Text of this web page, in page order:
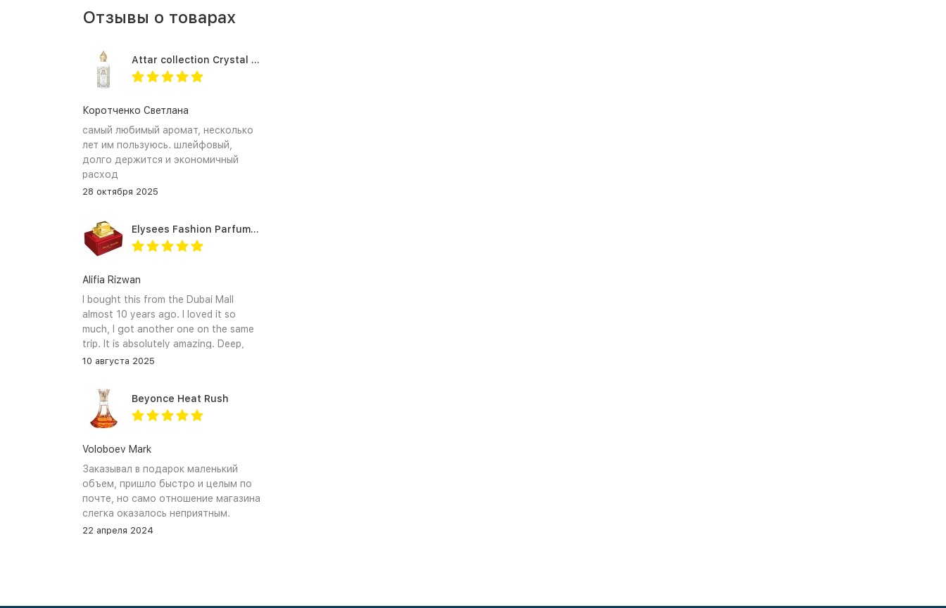
Отзывы о товарах
Attar collection Crystal love for her
Коротченко Светлана
самый любимый аромат, несколько
лет им пользуюсь. шлейфовый,
долго держится и экономичный
расход
28 октября 2025
Elysees Fashion Parfums Purity Vanilla
Alifia Rizwan
I bought this from the Dubai Mall
almost 10 years ago. I loved it so
much, I got another one on the same
trip. It is absolutely amazing. Deep,
enchanting notes that linger on the
find it again.
10 августа 2025
Beyonce Heat Rush
Voloboev Mark
Заказывал в подарок маленький
объем, пришло быстро и целым по
почте, но само отношение магазина
слегка оказалось неприятным.
Сначала обещали связться, но
22 апреля 2024